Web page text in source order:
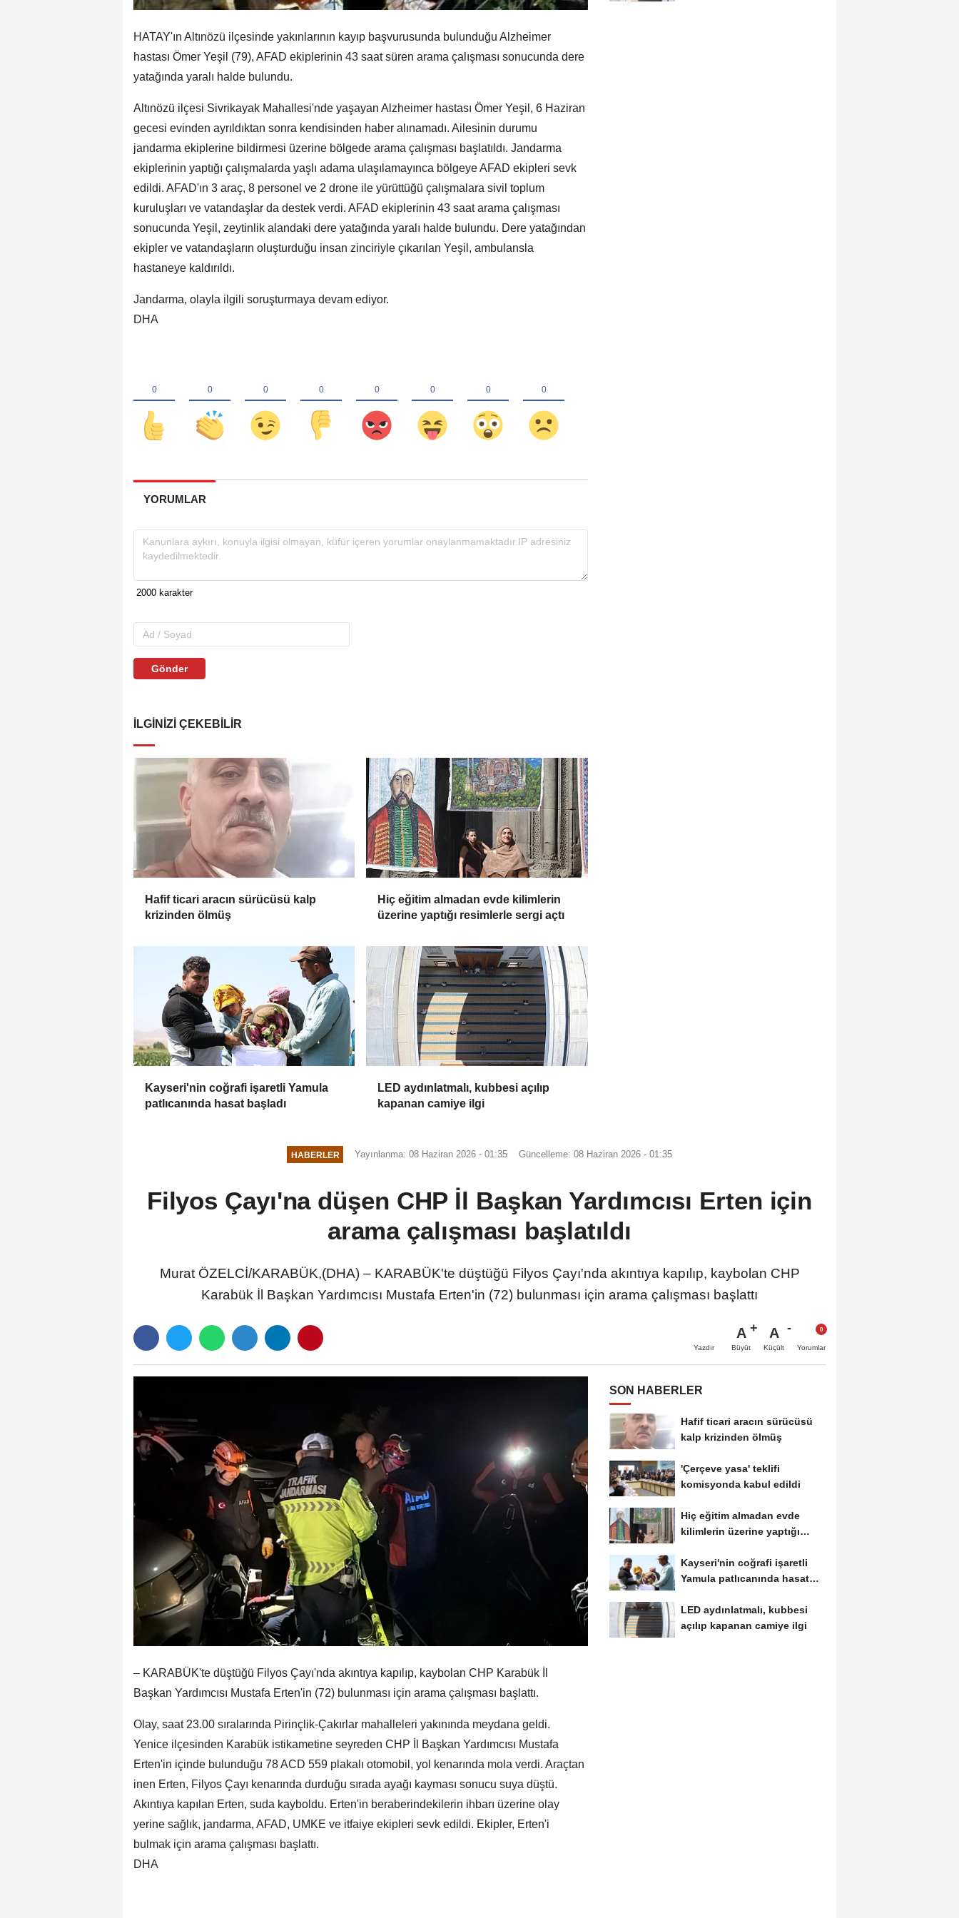
HATAY'ın Altınözü ilçesinde yakınlarının kayıp başvurusunda bulunduğu Alzheimer
hastası Ömer Yeşil (79), AFAD ekiplerinin 43 saat süren arama çalışması sonucunda dere
yatağında yaralı halde bulundu.
Altınözü ilçesi Sivrikayak Mahallesi'nde yaşayan Alzheimer hastası Ömer Yeşil, 6 Haziran
gecesi evinden ayrıldıktan sonra kendisinden haber alınamadı. Ailesinin durumu
jandarma ekiplerine bildirmesi üzerine bölgede arama çalışması başlatıldı. Jandarma
ekiplerinin yaptığı çalışmalarda yaşlı adama ulaşılamayınca bölgeye AFAD ekipleri sevk
edildi. AFAD'ın 3 araç, 8 personel ve 2 drone ile yürüttüğü çalışmalara sivil toplum
kuruluşları ve vatandaşlar da destek verdi. AFAD ekiplerinin 43 saat arama çalışması
sonucunda Yeşil, zeytinlik alandaki dere yatağında yaralı halde bulundu. Dere yatağından
ekipler ve vatandaşların oluşturduğu insan zinciriyle çıkarılan Yeşil, ambulansla
hastaneye kaldırıldı.
Jandarma, olayla ilgili soruşturmaya devam ediyor.
DHA
YORUMLAR
Gönder
İLGINIZI ÇEKEBILIR
Hafif ticari aracın sürücüsü kalp
krizinden ölmüş
Hiç eğitim almadan evde kilimlerin
üzerine yaptığı resimlerle sergi açtı
Kayseri'nin coğrafi işaretli Yamula
patlıcanında hasat başladı
LED aydınlatmalı, kubbesi açılıp
kapanan camiye ilgi
HABERLER Yayınlanma: 08 Haziran 2026 - 01:35 Güncelleme: 08 Haziran 2026 - 01:35
Filyos Çayı'na düşen CHP İl Başkan Yardımcısı Erten için
arama çalışması başlatıldı
Murat ÖZELCİ/KARABÜK,(DHA) – KARABÜK'te düştüğü Filyos Çayı'nda akıntıya kapılıp, kaybolan CHP
Karabük İl Başkan Yardımcısı Mustafa Erten'in (72) bulunması için arama çalışması başlattı
Yazdır
A
Büyüt
A
Küçült Yorumlar
– KARABÜK'te düştüğü Filyos Çayı'nda akıntıya kapılıp, kaybolan CHP Karabük İl
Başkan Yardımcısı Mustafa Erten'in (72) bulunması için arama çalışması başlattı.
Olay, saat 23.00 sıralarında Pirinçlik-Çakırlar mahalleleri yakınında meydana geldi.
Yenice ilçesinden Karabük istikametine seyreden CHP İl Başkan Yardımcısı Mustafa
Erten'in içinde bulunduğu 78 ACD 559 plakalı otomobil, yol kenarında mola verdi. Araçtan
inen Erten, Filyos Çayı kenarında durduğu sırada ayağı kayması sonucu suya düştü.
Akıntıya kapılan Erten, suda kayboldu. Erten'in beraberindekilerin ihbarı üzerine olay
yerine sağlık, jandarma, AFAD, UMKE ve itfaiye ekipleri sevk edildi. Ekipler, Erten'i
bulmak için arama çalışması başlattı.
DHA
SON HABERLER
Hafif ticari aracın sürücüsü
kalp krizinden ölmüş
'Çerçeve yasa' teklifi
komisyonda kabul edildi
Hiç eğitim almadan evde
kilimlerin üzerine yaptığı
Kayseri'nin coğrafi işaretli
Yamula patlıcanında hasat
LED aydınlatmalı, kubbesi
açılıp kapanan camiye ilgi